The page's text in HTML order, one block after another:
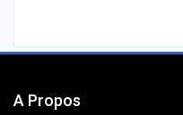
A Propos